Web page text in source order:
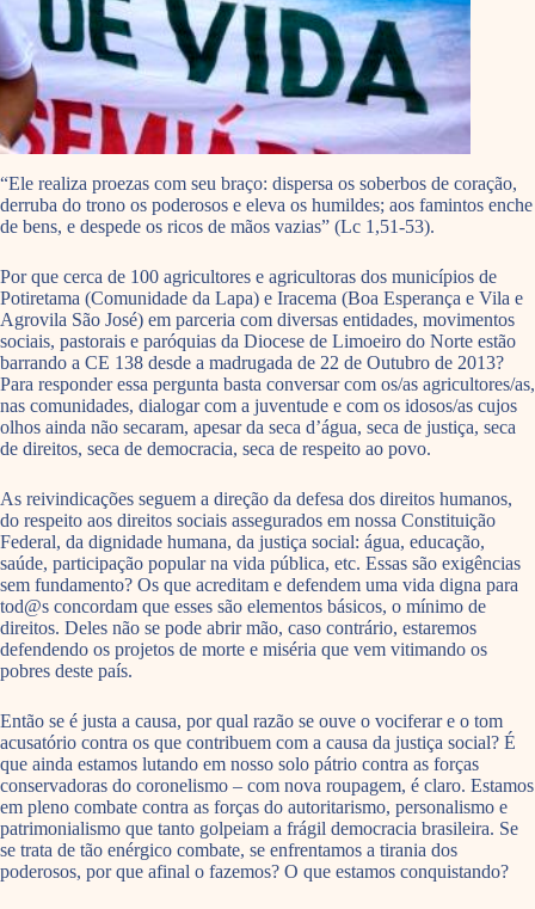
“Ele realiza proezas com seu braço: dispersa os soberbos de coração,
derruba do trono os poderosos e eleva os humildes; aos famintos enche
de bens, e despede os ricos de mãos vazias” (Lc 1,51-53).
Por que cerca de 100 agricultores e agricultoras dos municípios de
Potiretama (Comunidade da Lapa) e Iracema (Boa Esperança e Vila e
Agrovila São José) em parceria com diversas entidades, movimentos
sociais, pastorais e paróquias da Diocese de Limoeiro do Norte estão
barrando a CE 138 desde a madrugada de 22 de Outubro de 2013?
Para responder essa pergunta basta conversar com os/as agricultores/as,
nas comunidades, dialogar com a juventude e com os idosos/as cujos
olhos ainda não secaram, apesar da seca d’água, seca de justiça, seca
de direitos, seca de democracia, seca de respeito ao povo.
As reivindicações seguem a direção da defesa dos direitos humanos,
do respeito aos direitos sociais assegurados em nossa Constituição
Federal, da dignidade humana, da justiça social: água, educação,
saúde, participação popular na vida pública, etc. Essas são exigências
sem fundamento? Os que acreditam e defendem uma vida digna para
tod@s concordam que esses são elementos básicos, o mínimo de
direitos. Deles não se pode abrir mão, caso contrário, estaremos
defendendo os projetos de morte e miséria que vem vitimando os
pobres deste país.
Então se é justa a causa, por qual razão se ouve o vociferar e o tom
acusatório contra os que contribuem com a causa da justiça social? É
que ainda estamos lutando em nosso solo pátrio contra as forças
conservadoras do coronelismo – com nova roupagem, é claro. Estamos
em pleno combate contra as forças do autoritarismo, personalismo e
patrimonialismo que tanto golpeiam a frágil democracia brasileira. Se
se trata de tão enérgico combate, se enfrentamos a tirania dos
poderosos, por que afinal o fazemos? O que estamos conquistando?